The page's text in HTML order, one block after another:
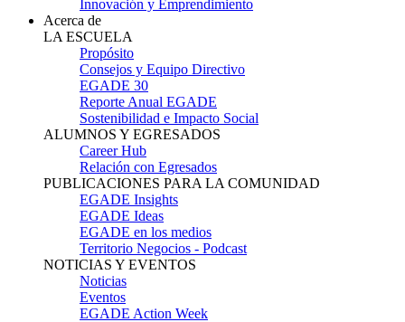
Innovación y Emprendimiento
Acerca de
LA ESCUELA
Propósito
Consejos y Equipo Directivo
EGADE 30
Reporte Anual EGADE
Sostenibilidad e Impacto Social
ALUMNOS Y EGRESADOS
Career Hub
Relación con Egresados
PUBLICACIONES PARA LA COMUNIDAD
EGADE Insights
EGADE Ideas
EGADE en los medios
Territorio Negocios - Podcast
NOTICIAS Y EVENTOS
Noticias
Eventos
EGADE Action Week